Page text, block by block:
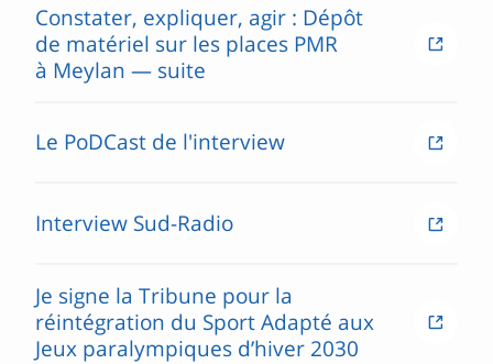
Constater, expliquer, agir : Dépôt
de matériel sur les places PMR
à Meylan — suite
Le PoDCast de l'interview
Interview Sud-Radio
Je signe la Tribune pour la
réintégration du Sport Adapté aux
Jeux paralympiques d’hiver 2030